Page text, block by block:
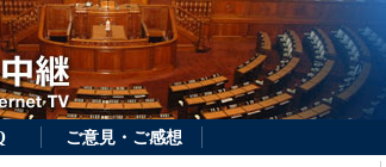
ご意見・ご感想